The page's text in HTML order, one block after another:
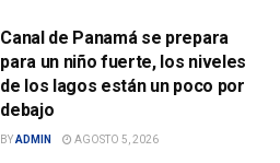
Canal de Panamá se prepara
para un niño fuerte, los niveles
de los lagos están un poco por
debajo
BYADMIN AGOSTO 5, 2026